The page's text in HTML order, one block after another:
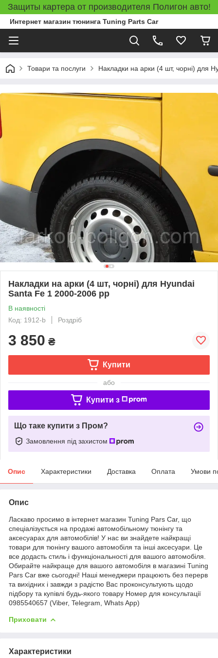
Защиты картера от производителя Полигон авто!
Интернет магазин тюнинга Tuning Parts Car
Товари та послуги Накладки на арки (4 шт, чорні) для
Накладки на арки (4 шт, чорні) для Hyundai
Santa Fe 1 2000-2006 рр
В наявності
Код: 1912-b
Роздріб
3 850 ₴
Купити
або
Купити з
Що таке купити з Пром?
Замовлення під захистом
Опис Характеристики Доставка Оплата Умови
Опис
Ласкаво просимо в інтернет магазин Tuning Pars Car, що
спеціалізується на продажі автомобільному тюнінгу та
аксесуарах для автомобілів! У нас ви знайдете найкращі
товари для тюнінгу вашого автомобіля та інші аксесуари. Це
все додасть стиль і функціональності для вашого автомобіля.
Обирайте найкраще для вашого автомобіля в магазині Tuning
Pars Car вже сьогодні! Наші менеджери працюють без перерв
та вихідних і завжди з радістю Вас проконсультують щодо
підбору та купівлі будь-якого товару Номер для консультації
0985540657 (Viber, Telegram, Whats App)
Приховати
Характеристики